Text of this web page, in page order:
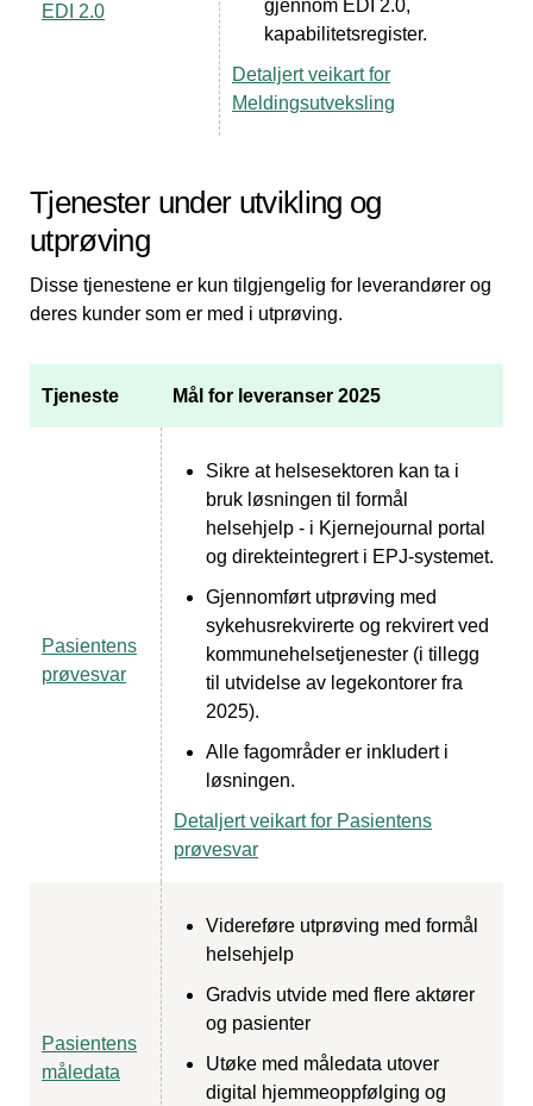
EDI 2.0
gjennom EDI 2.0,
kapabilitetsregister.
Detaljert veikart for
Meldingsutveksling
Tjenester under utvikling og
utprøving
Disse tjenestene er kun tilgjengelig for leverandører og
deres kunder som er med i utprøving.
Tjeneste Mål for leveranser 2025
Pasientens
prøvesvar
Sikre at helsesektoren kan ta i
bruk løsningen til formål
helsehjelp - i Kjernejournal portal
og direkteintegrert i EPJ-systemet.
Gjennomført utprøving med
sykehusrekvirerte og rekvirert ved
kommunehelsetjenester (i tillegg
til utvidelse av legekontorer fra
2025).
Alle fagområder er inkludert i
løsningen.
Detaljert veikart for Pasientens
prøvesvar
Pasientens
måledata
Videreføre utprøving med formål
helsehjelp
Gradvis utvide med flere aktører
og pasienter
Utøke med måledata utover
digital hjemmeoppfølging og